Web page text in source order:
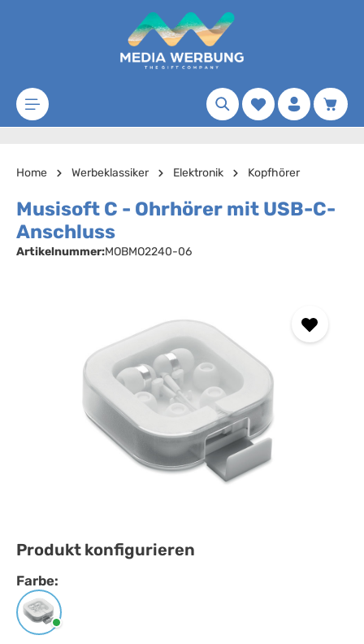
Zum Hauptinhalt springen
Merkzettel
Home Werbeklassiker Elektronik Kopfhörer
Musisoft C - Ohrhörer mit USB-C-
Anschluss
Artikelnummer:MOBMO2240-06
Produkt konfigurieren
Farbe:
Farbeauswählen
Weiss